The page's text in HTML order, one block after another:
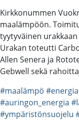
Kirkkonummen
maalämpöön.
tyytyväinen
Urakan toteutti
Allen Senera ja
Gebwell sekä
#maalämpö
#auringon_energia
#ympäristönsuojelu